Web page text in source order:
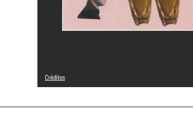
Créditos
© Georges Tony Stoll
Referencia de la imagen : 4N77899